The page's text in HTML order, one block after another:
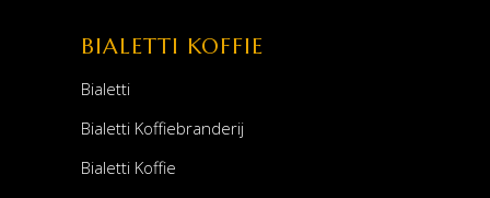
BIALETTI KOFFIE
Bialetti
Bialetti Koffiebranderij
Bialetti Koffie